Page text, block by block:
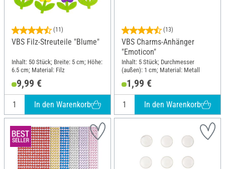
(11)
VBS Filz-Streuteile "Blume"
Inhalt: 50 Stück; Breite: 5 cm; Höhe:
6.5 cm; Material: Filz
9,99 €
In den Warenkorb
(13)
VBS Charms-Anhänger
"Emoticon"
Inhalt: 5 Stück; Durchmesser
(außen): 1 cm; Material: Metall
1,99 €
In den Warenkorb